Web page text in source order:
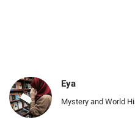
Eya
Mystery and World